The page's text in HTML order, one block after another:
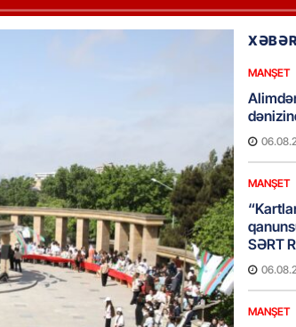
MANŞET
MANŞET
SƏRT
MANŞET